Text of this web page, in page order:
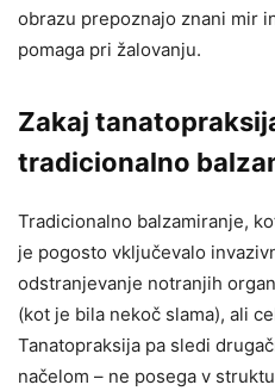
obrazu prepoznajo znani mir
pomaga pri žalovanju.
Zakaj
tradicionalno
Tradicionalno balzamiranje,
je pogosto vključevalo
odstranjevanje notranjih
(kot je bila nekoč slama), ali
Tanatopraksija pa sledi
načelom – ne posega v